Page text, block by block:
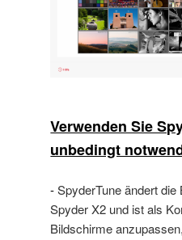
Verwenden Sie
unbedingt
-SpyderTune ändert
Spyder X2 und ist als
Bildschirme